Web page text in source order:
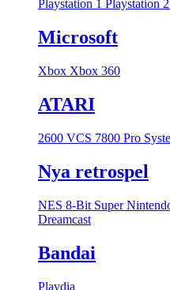
Playstation 1 Playstation 2
Microsoft
Xbox Xbox 360
ATARI
2600 VCS 7800 Pro
Nya retrospel
NES 8-Bit Super
Dreamcast
Bandai
Playdia